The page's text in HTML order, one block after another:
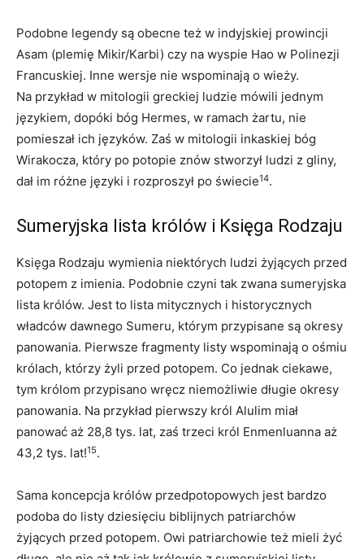
Podobne legendy są obecne też w indyjskiej prowincji
Asam (plemię Mikir/Karbi) czy na wyspie Hao w Polinezji
Francuskiej. Inne wersje nie wspominają o wieży.
Na przykład w mitologii greckiej ludzie mówili jednym
językiem, dopóki bóg Hermes, w ramach żartu, nie
pomieszał ich języków. Zaś w mitologii inkaskiej bóg
Wirakocza, który po potopie znów stworzył ludzi z gliny,
dał im różne języki i rozproszył po świecie14.
Sumeryjska lista królów i Księga Rodzaju
Księga Rodzaju wymienia niektórych ludzi żyjących przed
potopem z imienia. Podobnie czyni tak zwana sumeryjska
lista królów. Jest to lista mitycznych i historycznych
władców dawnego Sumeru, którym przypisane są okresy
panowania. Pierwsze fragmenty listy wspominają o ośmiu
królach, którzy żyli przed potopem. Co jednak ciekawe,
tym królom przypisano wręcz niemożliwie długie okresy
panowania. Na przykład pierwszy król Alulim miał
panować aż 28,8 tys. lat, zaś trzeci król Enmenluanna aż
43,2 tys. lat!15.
Sama koncepcja królów przedpotopowych jest bardzo
podoba do listy dziesięciu biblijnych patriarchów
żyjących przed potopem. Owi patriarchowie też mieli żyć